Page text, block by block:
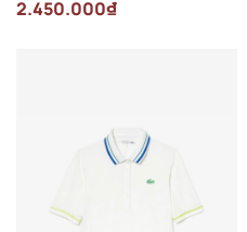
2.450.000₫